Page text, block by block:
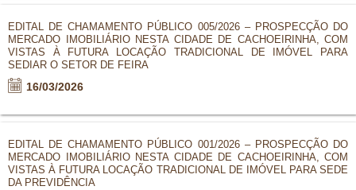
EDITAL DE CHAMAMENTO PÚBLICO 005/2026 – PROSPECÇÃO DO
MERCADO IMOBILIÁRIO NESTA CIDADE DE CACHOEIRINHA, COM
VISTAS À FUTURA LOCAÇÃO TRADICIONAL DE IMÓVEL PARA
SEDIAR O SETOR DE FEIRA
16/03/2026
EDITAL DE CHAMAMENTO PÚBLICO 001/2026 – PROSPECÇÃO DO
MERCADO IMOBILIÁRIO NESTA CIDADE DE CACHOEIRINHA, COM
VISTAS À FUTURA LOCAÇÃO TRADICIONAL DE IMÓVEL PARA SEDE
DA PREVIDÊNCIA